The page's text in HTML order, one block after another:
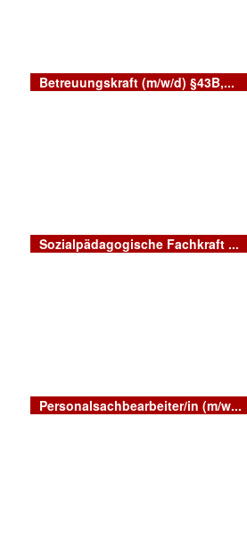
Betreuungskraft (m/w/d) §43B,...
Sozialpädagogische Fachkraft ...
Personalsachbearbeiter/in (m/w...